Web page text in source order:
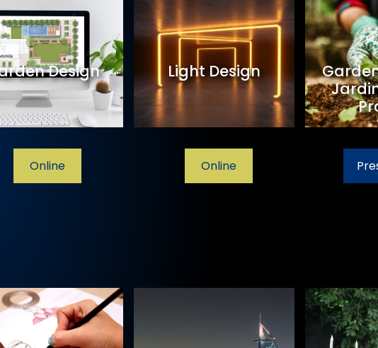
Design
Online
Light Design
Online